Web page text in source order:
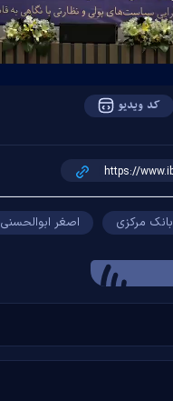
Video
کد ویدیو
بانک مرکزی اصغر ابوالحسنی